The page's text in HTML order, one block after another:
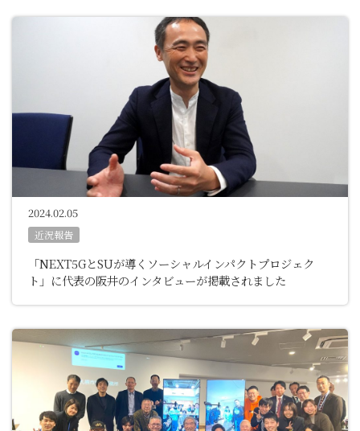
2024.02.05
近況報告
「NEXT5GとSUが導くソーシャルインパクトプロジェク
ト」に代表の阪井のインタビューが掲載されました